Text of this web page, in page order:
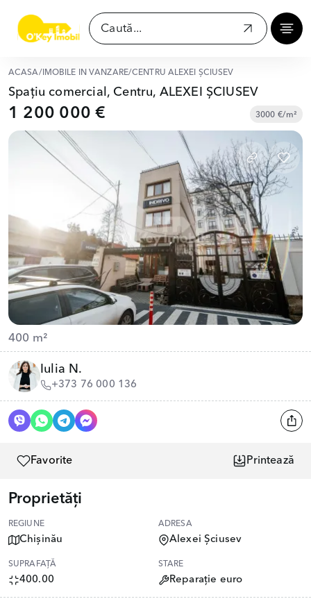
ACASĂ/ IMOBILE ÎN VÂNZARE/CENTRU ALEXEI ȘCIUSEV
Spațiu comercial, Centru, ALEXEI ȘCIUSEV
1 200 000 € 3000 €/m²
400 m²
Iulia N.
+373 76 000 136
Favorite Printează
Proprietăți
REGIUNE
Chișinău
ADRESA
Alexei Șciusev
SUPRAFAȚĂ
400.00
STARE
Reparație euro